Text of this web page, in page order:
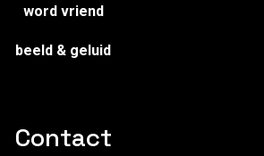
word vriend
beeld & geluid
Contact